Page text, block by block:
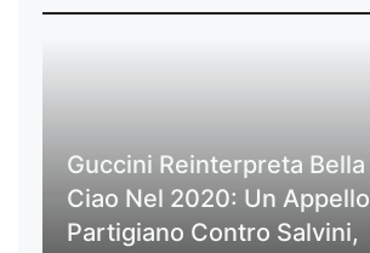
Guccini Reinterpreta Bella
Ciao Nel 2020: Un Appello
Partigiano Contro Salvini,